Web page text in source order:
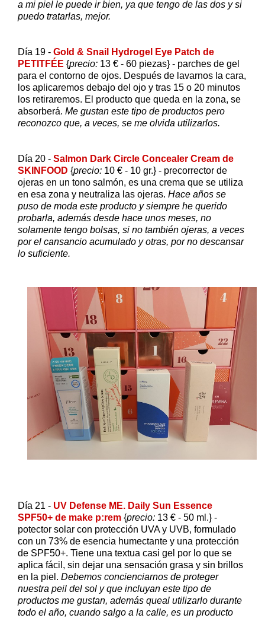
a mi piel le puede ir bien, ya que tengo de las dos y si
puedo tratarlas, mejor.
Día 19 - Gold & Snail Hydrogel Eye Patch de
PETITFÉE {precio: 13 € - 60 piezas} - parches de gel
para el contorno de ojos. Después de lavarnos la cara,
los aplicaremos debajo del ojo y tras 15 o 20 minutos
los retiraremos. El producto que queda en la zona, se
absorberá. Me gustan este tipo de productos pero
reconozco que, a veces, se me olvida utilizarlos.
Día 20 - Salmon Dark Circle Concealer Cream de
SKINFOOD {precio: 10 € - 10 gr.} - precorrector de
ojeras en un tono salmón, es una crema que se utiliza
en esa zona y neutraliza las ojeras. Hace años se
puso de moda este producto y siempre he querido
probarla, además desde hace unos meses, no
solamente tengo bolsas, si no también ojeras, a veces
por el cansancio acumulado y otras, por no descansar
lo suficiente.
Día 21 - UV Defense ME. Daily Sun Essence
SPF50+ de make p:rem {precio: 13 € - 50 ml.} -
potector solar con protección UVA y UVB, formulado
con un 73% de esencia humectante y una protección
de SPF50+. Tiene una textua casi gel por lo que se
aplica fácil, sin dejar una sensación grasa y sin brillos
en la piel. Debemos concienciarnos de proteger
nuestra peil del sol y que incluyan este tipo de
productos me gustan, además queal utilizarlo durante
todo el año, cuando salgo a la calle, es un producto